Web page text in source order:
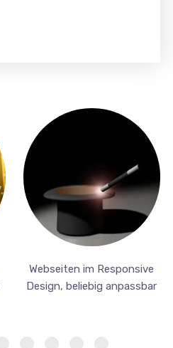
Webseiten im Responsive
Design, beliebig anpassbar